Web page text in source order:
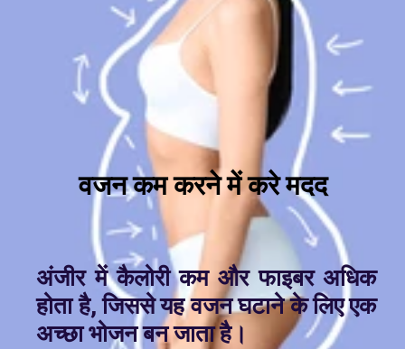
वजन कम करने में करे मदद
अंजीर में कैलोरी कम और फाइबर अधिक
होता है, जिससे यह वजन घटाने के लिए एक
अच्छा भोजन बन जाता है।